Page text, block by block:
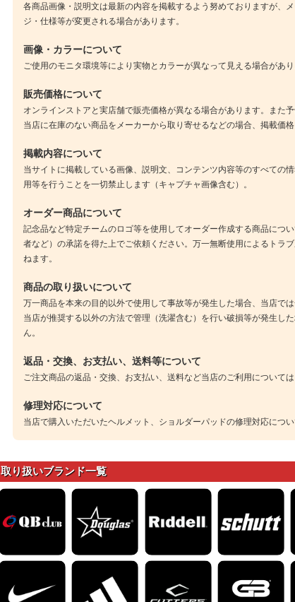
各商品画像・説明文は最新の内容を掲載するよう努めておりますが、
ジ・仕様等が変更される場合があります。
画像・カラーについて
ご使用のモニタ環境等により実物とカラーが異なって見える場合があ
販売価格について
オンラインストアと実店舗で販売価格が異なる場合があります。また
当店に在庫のない商品をメーカーから取り寄せるなどの場合、掲載価
掲載内容について
当サイトに掲載している画像、説明文、コンテンツ内容等のすべての
用等を行うことを一切禁止します（キャプチャ画像含む）。
オーダー商品について
記念品など特定チームのロゴ等を使用してオーダー作成する商品につ
者など）の承諾を得た上でご依頼ください。万一無断使用によるトラ
ねます。
商品の取り扱いについて
万一商品を本来の目的以外で使用して事故等が発生した場合、当店で
当店が推奨する以外の方法で管理（洗濯含む）を行い破損等が発生し
ん。
返品・交換、お支払い、送料等について
ご注文商品の返品・交換、お支払い、送料など当店のご利用については
修理対応について
当店で購入いただいたヘルメット、ショルダーパッドの修理対応につ
取り扱いブランド一覧